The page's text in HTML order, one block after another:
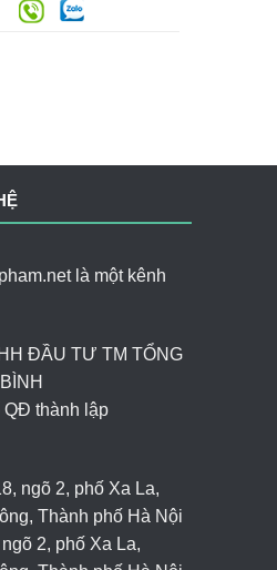
là một kênh
ĐẦU TƯ TM TỔNG
QĐ thành lập
ngõ 2, phố Xa La,
Thành phố Hà Nội
2, phố Xa La,